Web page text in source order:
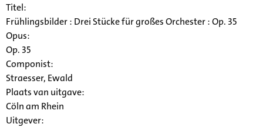
Titel:
Frühlingsbilder : Drei Stücke für großes Orchester : Op. 35
Opus:
Op. 35
Componist:
Straesser, Ewald
Plaats van uitgave:
Cöln am Rhein
Uitgever: